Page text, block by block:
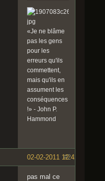
«Je ne blâme
pas les gens
pour les
erreurs qu'ils
commettent,
mais qu'ils en
assument les
conséquences
!» - John P.
Hammond
#2
02-02-2011 12:42:44
pas mal ce